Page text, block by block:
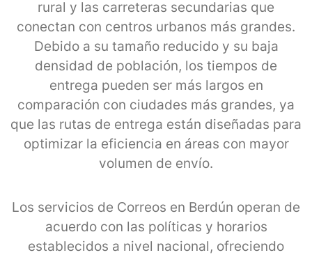
rural y las carreteras secundarias que
conectan con centros urbanos más grandes.
Debido a su tamaño reducido y su baja
densidad de población, los tiempos de
entrega pueden ser más largos en
comparación con ciudades más grandes, ya
que las rutas de entrega están diseñadas para
optimizar la eficiencia en áreas con mayor
volumen de envío.
Los servicios de Correos en Berdún operan de
acuerdo con las políticas y horarios
establecidos a nivel nacional, ofreciendo